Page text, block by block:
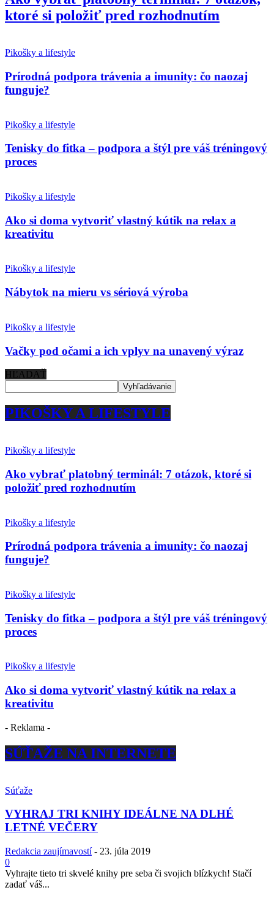
ktoré si položiť pred rozhodnutím
Pikošky a lifestyle
Prírodná podpora trávenia a imunity: čo naozaj
funguje?
Pikošky a lifestyle
Tenisky do fitka – podpora a štýl pre váš tréningový
proces
Pikošky a lifestyle
Ako si doma vytvoriť vlastný kútik na relax a
kreativitu
Pikošky a lifestyle
Nábytok na mieru vs sériová výroba
Pikošky a lifestyle
Vačky pod očami a ich vplyv na unavený výraz
HĽADAŤ
PIKOŠKY A LIFESTYLE
Pikošky a lifestyle
Ako vybrať platobný terminál: 7 otázok, ktoré si
položiť pred rozhodnutím
Pikošky a lifestyle
Prírodná podpora trávenia a imunity: čo naozaj
funguje?
Pikošky a lifestyle
Tenisky do fitka – podpora a štýl pre váš tréningový
proces
Pikošky a lifestyle
Ako si doma vytvoriť vlastný kútik na relax a
kreativitu
- Reklama -
SÚŤAŽE NA INTERNETE
Súťaže
VYHRAJ TRI KNIHY IDEÁLNE NA DLHÉ
LETNÉ VEČERY
Redakcia zaujímavostí - 23. júla 2019
0
Vyhrajte tieto tri skvelé knihy pre seba či svojich blízkych! Stačí
zadať váš...